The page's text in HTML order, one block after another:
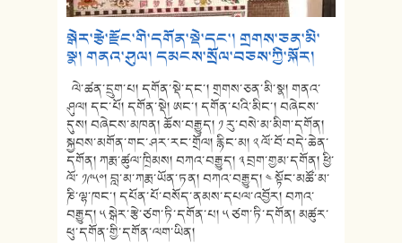
སྒེར་རྩེ་རྫོང་གི་དགོན་སྡེ་དང་། གྲགས་ཅན་མི་
སྣ། གནའ་ཤུལ། དམངས་སྲོལ་བཅས་ཀྱི་སྐོར།
ལེ་ཚན་དྲུག་པ། དགོན་སྡེ་དང་། གྲགས་ཅན་མི་སྣ། གནའ་
ཤུལ། དང་པོ། དགོན་སྡེ། ཨང་། དགོན་པའི་མིང་། བཞེངས་
དུས། བཞེངས་མཁན། ཆོས་བརྒྱུད། ༡ རུ་བསེ་མ་མིག་དགོན།
སྐྱབས་མགོན་གང་ཤར་རང་གྲོལ། རྙིང་མ། ༢ ལོ་བོ་བདེ་ཆེན་
དགོན། ཀརྨ་ཚུལ་ཁྲིམས། བཀའ་བརྒྱུད། ༣ བྲག་གྱམ་དགོན། ཕྱི་
ལོ་ ༡༩༥༠། བླ་མ་ཀརྨ་ཡོན་ཏན། བཀའ་བརྒྱུད། ༤ སྟོང་མཚོ་མ་
ཎི་ལྷ་ཁང་། དཔོན་པོ་བསོད་ནམས་དཔལ་འབྱོར། བཀའ་
བརྒྱུད། ༥ སྒེར་རྩེ་ཙག་ཏི་དགོན་པ། ༥ ཙག་ཏི་དགོན། མཚུར་
ཕུ་དགོན་གྱི་དགོན་ལག་ཡིན།